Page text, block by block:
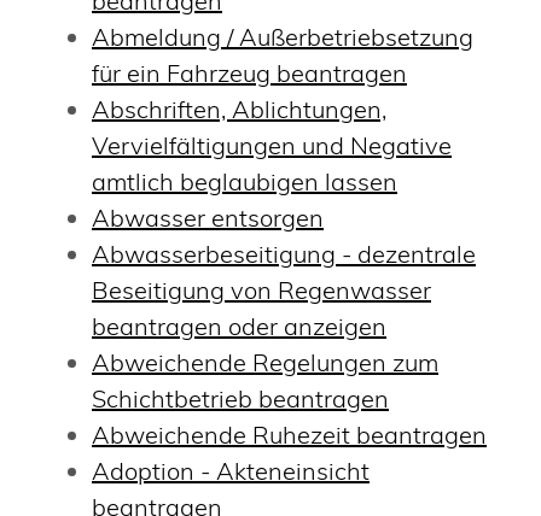
Abmeldung / Außerbetriebsetzung
für ein Fahrzeug beantragen
Abschriften, Ablichtungen,
Vervielfältigungen und Negative
amtlich beglaubigen lassen
Abwasser entsorgen
Abwasserbeseitigung - dezentrale
Beseitigung von Regenwasser
beantragen oder anzeigen
Abweichende Regelungen zum
Schichtbetrieb beantragen
Abweichende Ruhezeit beantragen
Adoption - Akteneinsicht
beantragen